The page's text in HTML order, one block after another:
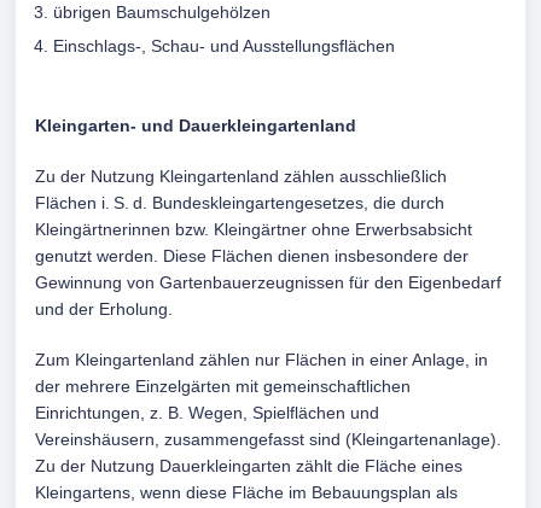
übrigen Baumschulgehölzen
Einschlags-, Schau- und Ausstellungsflächen
Kleingarten- und Dauerkleingartenland
Zu der Nutzung Kleingartenland zählen ausschließlich
Flächen i. S. d. Bundeskleingartengesetzes, die durch
Kleingärtnerinnen bzw. Kleingärtner ohne Erwerbsabsicht
genutzt werden. Diese Flächen dienen insbesondere der
Gewinnung von Gartenbauerzeugnissen für den Eigenbedarf
und der Erholung.
Zum Kleingartenland zählen nur Flächen in einer Anlage, in
der mehrere Einzelgärten mit gemeinschaftlichen
Einrichtungen, z. B. Wegen, Spielflächen und
Vereinshäusern, zusammengefasst sind (Kleingartenanlage).
Zu der Nutzung Dauerkleingarten zählt die Fläche eines
Kleingartens, wenn diese Fläche im Bebauungsplan als